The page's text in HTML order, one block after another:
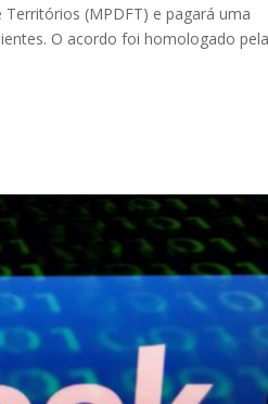
(MPDFT) e pagará uma
O acordo foi homologado pela